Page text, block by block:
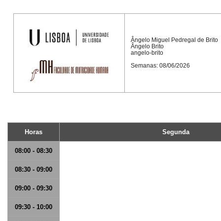
Ângelo Miguel Pedregal de Brito
Ângelo Brito
angelo-brito
Semanas: 08/06/2026
Horas Segunda
08:00 - 08:30
08:30 - 09:00
09:00 - 09:30
09:30 - 10:00